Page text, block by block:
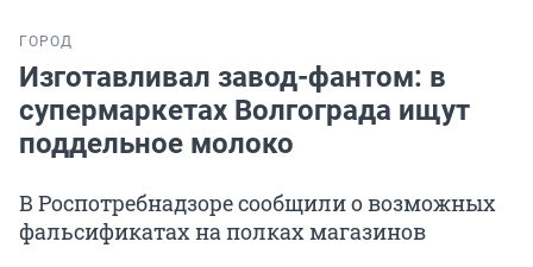
ГОРОД
Изготавливал завод-фантом: в
супермаркетах Волгограда ищут
поддельное молоко
В Роспотребнадзоре сообщили о возможных
фальсификатах на полках магазинов